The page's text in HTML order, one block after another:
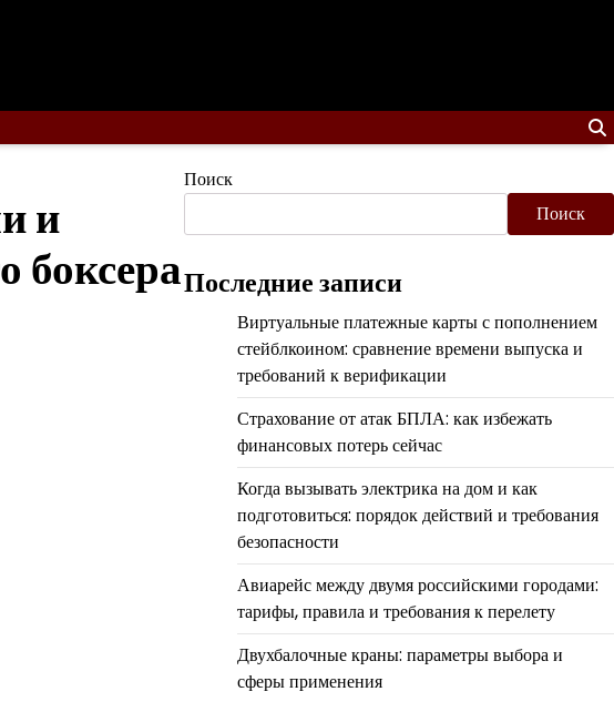
и
боксера
Поиск
Поиск
Последние записи
Виртуальные платежные карты с пополнением
стейблкоином: сравнение времени выпуска и
требований к верификации
Страхование от атак БПЛА: как избежать
финансовых потерь сейчас
Когда вызывать электрика на дом и как
подготовиться: порядок действий и требования
безопасности
Авиарейс между двумя российскими городами:
тарифы, правила и требования к перелету
Двухбалочные краны: параметры выбора и
сферы применения